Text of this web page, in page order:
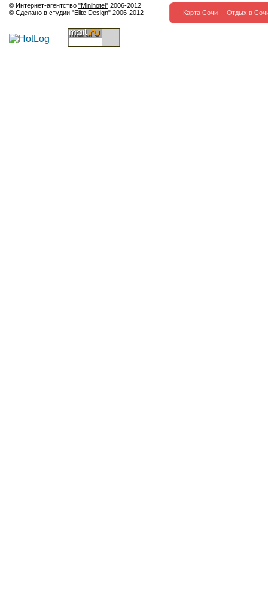
© Интернет-агентство "Minihotel" 2006-2012
© Сделано в студии "Elite Design" 2006-2012 Карта Сочи Отдых в